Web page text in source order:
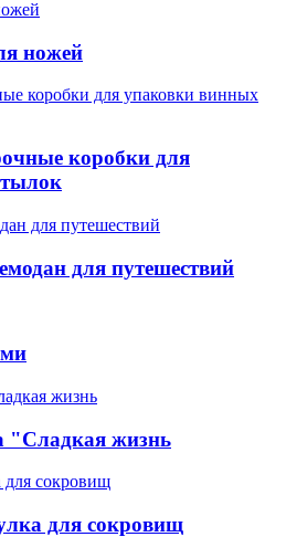
ножей
коробки для
для путешествий
"Сладкая жизнь
для сокровищ